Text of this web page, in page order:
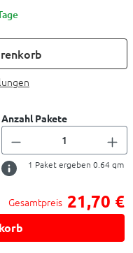
Anzahl Pakete
1 Paket ergeben 0.64qm
Gesamtpreis 21,70 €